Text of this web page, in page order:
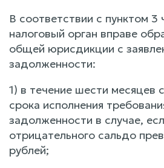
В соответствии с пунктом 3
налоговый орган вправе
общей юрисдикции с
задолженности:
1) в течение шести месяцев
срока исполнения
задолженности в случае,
отрицательного сальдо
рублей;